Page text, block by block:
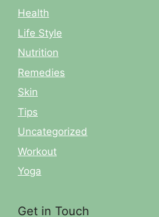
Health
Life Style
Nutrition
Remedies
Skin
Tips
Uncategorized
Workout
Yoga
Get in Touch